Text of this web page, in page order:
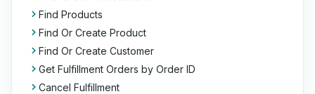
Find Products
Find Or Create Product
Find Or Create Customer
Get Fulfillment Orders by Order ID
Cancel Fulfillment